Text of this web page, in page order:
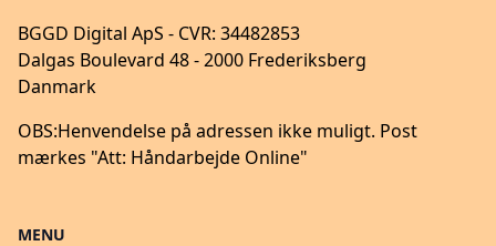
BGGD Digital ApS - CVR: 34482853
Dalgas Boulevard 48 - 2000 Frederiksberg
Danmark
OBS:Henvendelse på adressen ikke muligt. Post
mærkes "Att: Håndarbejde Online"
MENU